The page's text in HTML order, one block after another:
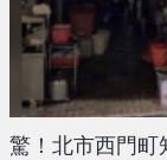
驚！北市西門